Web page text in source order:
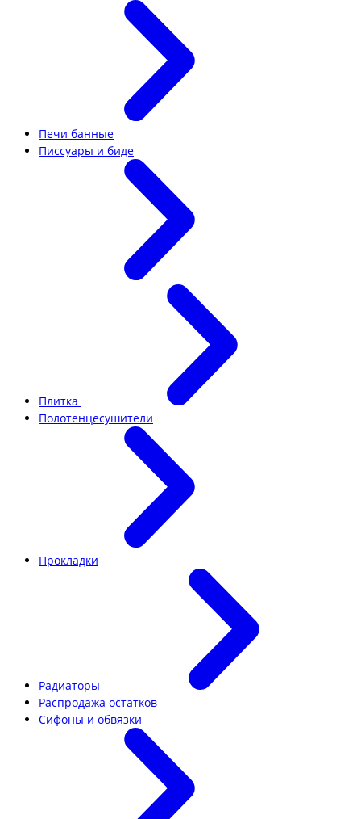
Печи банные
Писсуары и биде
Плитка
Полотенцесушители
Прокладки
Радиаторы
Распродажа остатков
Сифоны и обвязки